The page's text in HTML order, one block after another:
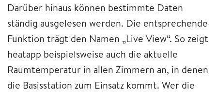
Darüber hinaus können bestimmte Daten
ständig ausgelesen werden. Die entsprechende
Funktion trägt den Namen „Live View“. So zeigt
heatapp beispielsweise auch die aktuelle
Raumtemperatur in allen Zimmern an, in denen
die Basisstation zum Einsatz kommt. Wer die